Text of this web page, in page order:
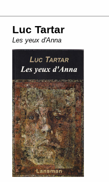
Luc Tartar
Les yeux d'Anna